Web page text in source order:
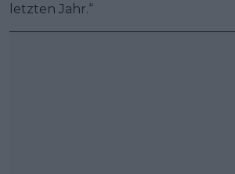
letzten Jahr.“